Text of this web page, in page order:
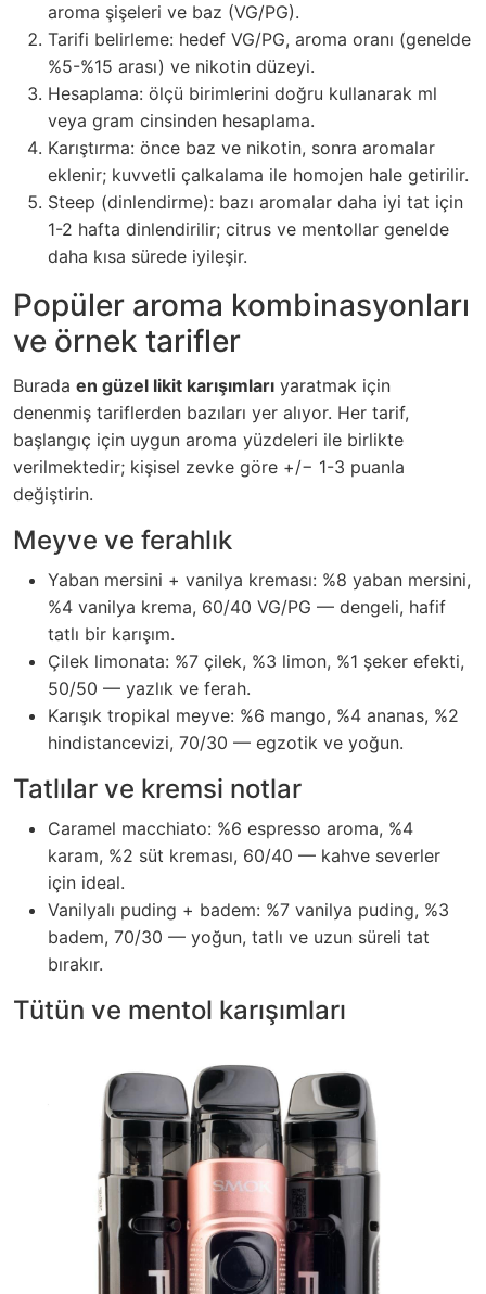
aroma şişeleri ve baz (VG/PG).
Tarifi belirleme: hedef VG/PG, aroma oranı (genelde
%5-%15 arası) ve nikotin düzeyi.
Hesaplama: ölçü birimlerini doğru kullanarak ml
veya gram cinsinden hesaplama.
Karıştırma: önce baz ve nikotin, sonra aromalar
eklenir; kuvvetli çalkalama ile homojen hale getirilir.
Steep (dinlendirme): bazı aromalar daha iyi tat için
1-2 hafta dinlendirilir; citrus ve mentollar genelde
daha kısa sürede iyileşir.
Popüler aroma kombinasyonları
ve örnek tarifler
Burada en güzel likit karışımları yaratmak için
denenmiş tariflerden bazıları yer alıyor. Her tarif,
başlangıç için uygun aroma yüzdeleri ile birlikte
verilmektedir; kişisel zevke göre +/− 1-3 puanla
değiştirin.
Meyve ve ferahlık
Yaban mersini + vanilya kreması: %8 yaban mersini,
%4 vanilya krema, 60/40 VG/PG — dengeli, hafif
tatlı bir karışım.
Çilek limonata: %7 çilek, %3 limon, %1 şeker efekti,
50/50 — yazlık ve ferah.
Karışık tropikal meyve: %6 mango, %4 ananas, %2
hindistancevizi, 70/30 — egzotik ve yoğun.
Tatlılar ve kremsi notlar
Caramel macchiato: %6 espresso aroma, %4
karam, %2 süt kreması, 60/40 — kahve severler
için ideal.
Vanilyalı puding + badem: %7 vanilya puding, %3
badem, 70/30 — yoğun, tatlı ve uzun süreli tat
bırakır.
Tütün ve mentol karışımları